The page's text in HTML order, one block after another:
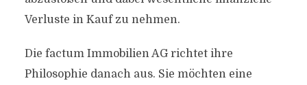
Verluste in Kauf zu nehmen.
Die factum Immobilien AG richtet ihre
Philosophie danach aus. Sie möchten eine